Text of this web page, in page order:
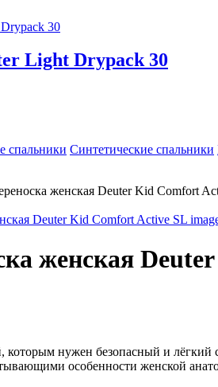
Light Drypack 30
спальники Синтетические спальники
женская Deuter Kid Comfort
женская
которым нужен безопасный и
особенности женской